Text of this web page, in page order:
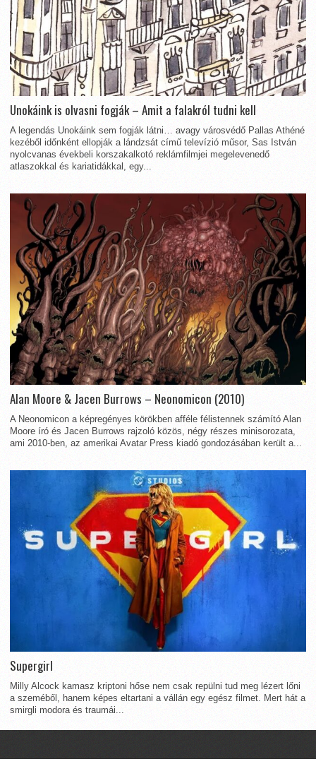
Unokáink is olvasni fogják – Amit a falakról tudni kell
A legendás Unokáink sem fogják látni… avagy városvédő Pallas Athéné
kezéből időnként ellopják a lándzsát című televízió műsor, Sas István
nyolcvanas évekbeli korszakalkotó reklámfilmjei megelevenedő
atlaszokkal és kariatidákkal, egy...
Alan Moore & Jacen Burrows – Neonomicon (2010)
A Neonomicon a képregényes körökben afféle félistennek számító Alan
Moore író és Jacen Burrows rajzoló közös, négy részes minisorozata,
ami 2010-ben, az amerikai Avatar Press kiadó gondozásában került a...
Supergirl
Milly Alcock kamasz kriptoni hőse nem csak repülni tud meg lézert lőni
a szeméből, hanem képes eltartani a vállán egy egész filmet. Mert hát a
smirgli modora és traumái...